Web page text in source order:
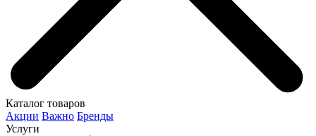
Каталог товаров
Акции Важно Бренды
Услуги